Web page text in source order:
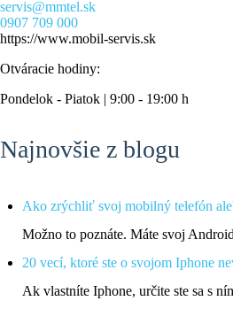
servis@mmtel.sk
0907 709 000
https://www.mobil-servis.sk
Otváracie hodiny:
Pondelok - Piatok | 9:00 - 19:00 h
Najnovšie z blogu
Ako zrýchliť svoj mobilný telefón
Možno to poznáte. Máte svoj
20 vecí, ktoré ste o svojom Iphone
Ak vlastníte Iphone, určite ste sa s